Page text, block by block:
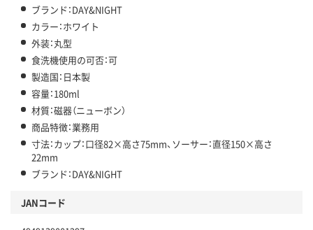
ブランド：DAY&NIGHT
カラー：ホワイト
外装：丸型
食洗機使用の可否：可
製造国：日本製
容量：180ml
材質：磁器（ニューボン）
商品特徴：業務用
寸法：カップ：口径82×高さ75mm、ソーサー：直径150×高さ
22mm
ブランド：DAY&NIGHT
JANコード